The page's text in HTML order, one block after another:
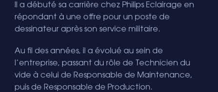
Il a débuté sa carrière chez Philips Eclairage en
répondant à une offre pour un poste de
dessinateur après son service militaire.
Au fil des années, il a évolué au sein de
l’entreprise, passant du rôle de Technicien du
vide à celui de Responsable de Maintenance,
puis de Responsable de Production.